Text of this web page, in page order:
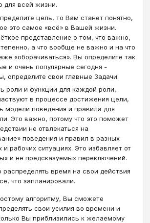
для всей жизни.
цель, то Вам станет понятно,
это самое «всё» в Вашей жизни.
представление о том, что важно,
а что вообще не важно и на что
«оборачиваться». Вы определите так
и очень популярные сегодня -
определите свои главные Задачи.
роли и функции для каждой роли,
в процессе достижения цели,
модели поведения и правила для
Это важно, потому что это поможет
не отвлекаться на
поведения и правил в разных
рабочих ситуациях. Это избавляет от
и не предсказуемых переключений.
распределять время на свои действия
что запланировали.
алгоритму, Вы сможете
свои усилия во времени и
Вы приблизились к желаемому